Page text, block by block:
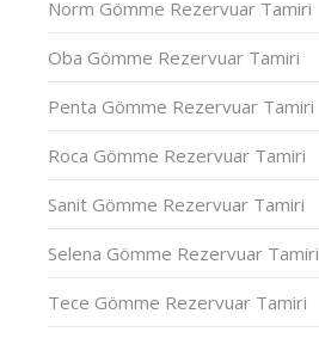
Norm Gömme Rezervuar Tamiri
Oba Gömme Rezervuar Tamiri
Penta Gömme Rezervuar Tamiri
Roca Gömme Rezervuar Tamiri
Sanit Gömme Rezervuar Tamiri
Selena Gömme Rezervuar Tamiri
Tece Gömme Rezervuar Tamiri